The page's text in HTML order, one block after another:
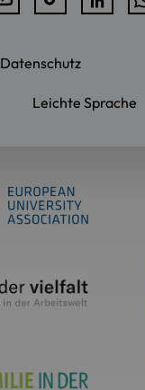
Datenschutz
Leichte Sprache